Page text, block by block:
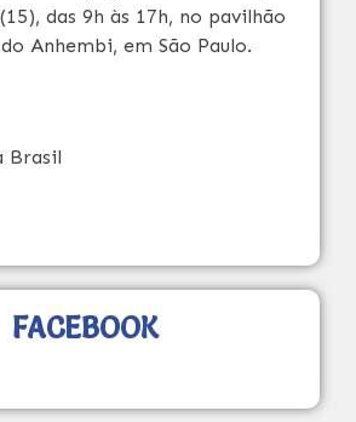
das 9h às 17h, no pavilhão
Anhembi, em São Paulo.
Brasil
FACEBOOK